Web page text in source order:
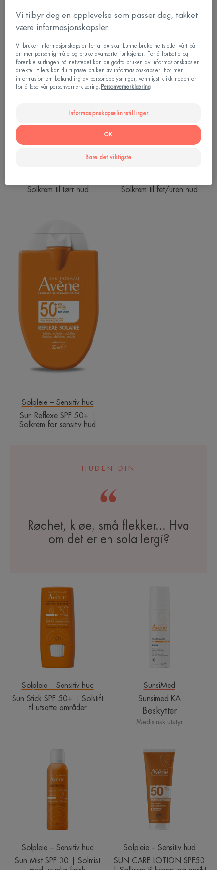
hud
Solpleie – Sensitiv hud
ULTRA FLUID Invisible SPF 50
| Solkrem for sensitiv hud
Solpleie – Sensitiv hud
| Solkrem med farge
Sun
Cream
SPF50+
Solkrem
hud
Solkrem til tørr hud
Sun
Cleanance
hud
Solkrem til fet/uren hud
50+
Solkrem
for
sensitiv
hud
Solpleie – Sensitiv hud
Sun Reflexe SPF 50+ |
Solkrem for sensitiv hud
HUDEN DIN
Rødhet, kløe, små flekker... Hva
om det er en solallergi?
Sun
Stick
SPF
50+
|
Solstift
utsatte
Solpleie – Sensitiv hud
Sun Stick SPF 50+ | Solstift
til utsatte områder
SunsiMed
Sunsimed KA
Beskytter
Medisinsk utstyr
SPF
30
|
Solmist
med
usynlig
Solpleie – Sensitiv hud
Sun Mist SPF 30 | Solmist
CARE
LOTION
SPF50
|
Solkrem
til
kropp
ansikt
Solpleie – Sensitiv hud
SUN CARE LOTION SPF50
Vi tilbyr deg en opplevelse som passer deg, takket
være informasjonskapsler.
Vi bruker informasjonskapsler for at du skal kunne bruke nettstedet vårt på
en mer personlig måte og bruke avanserte funksjoner. For å fortsette og
forenkle surfingen på nettstedet kan du godta bruken av informasjonskapsler
direkte. Ellers kan du tilpasse bruken av informasjonskapsler. For mer
informasjon om behandling av personopplysninger, vennligst klikk nedenfor
for å lese vår personvernerklæring: Personvernerklaering
Informasjonskapselinnstillinger
Bare det viktigste
OK